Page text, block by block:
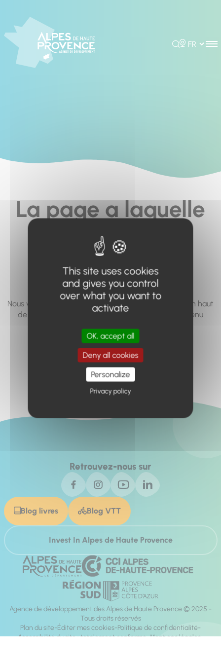
Rechercher
Choisir la
La page a laquelle
vous cherchez à
accéder n'existe
pas... ou plus.
Nous vous invitons à utiliser le moteur de recherche en haut
de page, ou à utiliser le menu pour trouver le contenu
Retour à l'accueil
Retrouvez-nous sur
Blog livres Blog VTT
Invest In Alpes de Haute Provence
Agence de développement des Alpes de Haute Provence © 2025 -
Tous droits réservés
Plan du site Éditer mes cookies Politique de confidentialité
Accessibilité du site : totalement conforme Mentions légales
This site uses cookies
and gives you control
over what you want to
activate
OK, accept all
Deny all cookies
Personalize
Privacy policy